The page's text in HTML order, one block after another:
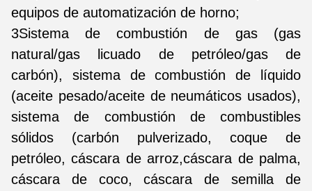
equipos de automatización de horno;
3Sistema de combustión de gas (gas
natural/gas licuado de petróleo/gas de
carbón), sistema de combustión de líquido
(aceite pesado/aceite de neumáticos usados),
sistema de combustión de combustibles
sólidos (carbón pulverizado, coque de
petróleo, cáscara de arroz,cáscara de palma,
cáscara de coco, cáscara de semilla de